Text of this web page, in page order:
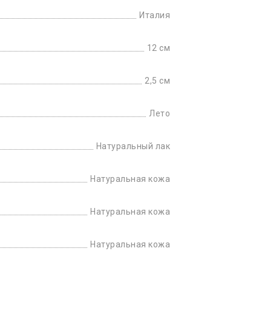
Италия
12 см
2,5 см
Лето
Натуральный лак
Натуральная кожа
Натуральная кожа
Натуральная кожа